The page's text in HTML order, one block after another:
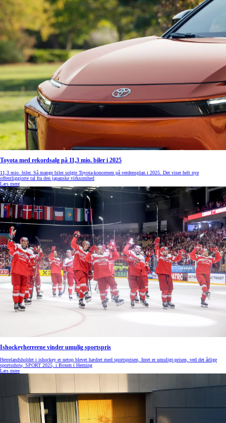
Toyota med rekordsalg på 11,3 mio. biler i 2025
11,3 mio. biler. Så mange biler solgte Toyota-koncernen på verdensplan i 2025. Det viser helt nye
offentliggjorte tal fra den japanske virksomhed
Læs mere
Ishockeyherrerne vinder umulig sportspris
Herrelandsholdet i ishockey er netop blevet hædret med sportsprisen, Intet er umuligt-prisen, ved det årlige
sportsshow, SPORT 2025, i Boxen i Herning
Læs mere